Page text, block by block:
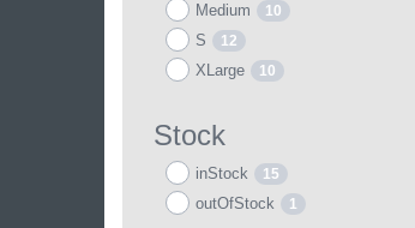
Medium 10
S 12
XLarge 10
Stock
inStock 15
outOfStock 1